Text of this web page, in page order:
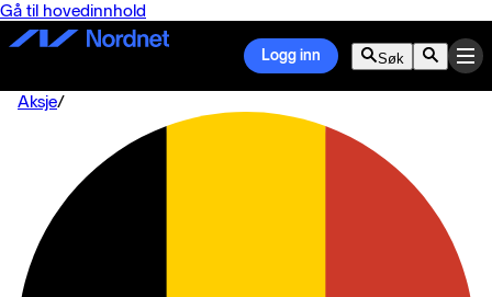
Gå til hovedinnhold
Logg inn Søk
Aksje/